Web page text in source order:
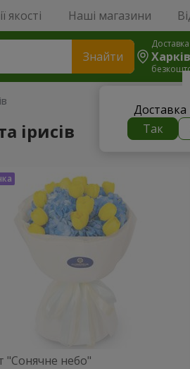
якості Наші магазини
Знайти Харків
Доставка
Так
ірисів
"Сонячне небо"